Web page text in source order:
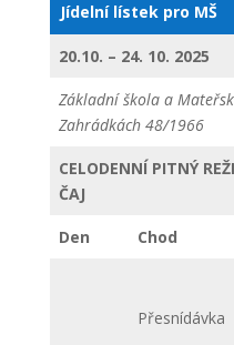
Jídelní lístek pro MŠ
20.10. – 24. 10. 2025
Základní škola a
Zahrádkách 48/1966
CELODENNÍ PITNÝ
ČAJ
Den Chod
Přesnídávka